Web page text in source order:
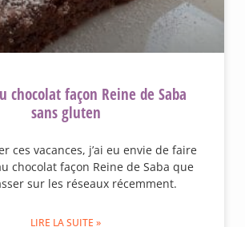
chocolat façon Reine de Saba
sans gluten
ces vacances, j’ai eu envie de faire
chocolat façon Reine de Saba que
sur les réseaux récemment.
LIRE LA SUITE »